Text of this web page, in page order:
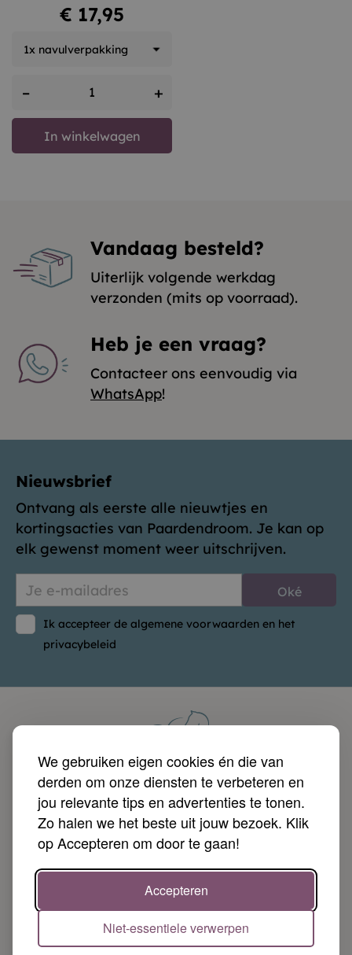
We gebruiken eigen cookies én die van
derden om onze diensten te verbeteren en
jou relevante tips en advertenties te tonen.
Zo halen we het beste uit jouw bezoek. Klik
op Accepteren om door te gaan!
Accepteren
Niet-essentiele verwerpen
Prijs
€ 17,95
– +
In winkelwagen
Vandaag besteld?
Uiterlijk volgende werkdag
verzonden (mits op voorraad).
Heb je een vraag?
Contacteer ons eenvoudig via
WhatsApp!
Nieuwsbrief
Ontvang als eerste alle nieuwtjes en
kortingsacties van Paardendroom. Je kan op
elk gewenst moment weer uitschrijven.
Ik accepteer de algemene voorwaarden en het
privacybeleid
Producten
Diensten
Paardendroom
Jouw account